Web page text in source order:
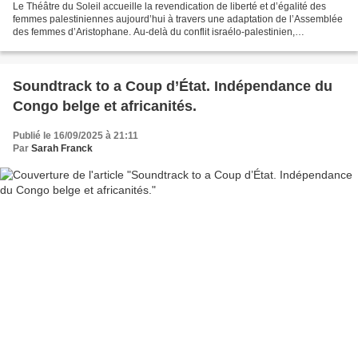
Le Théâtre du Soleil accueille la revendication de liberté et d’égalité des
femmes palestiniennes aujourd’hui à travers une adaptation de l’Assemblée
des femmes d’Aristophane. Au-delà du conflit israélo-palestinien,
Soundtrack to a Coup d’État. Indépendance du
Congo belge et africanités.
Publié le 16/09/2025 à 21:11
Par Sarah Franck